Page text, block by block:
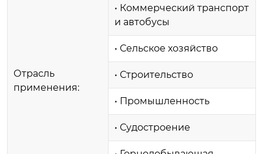
Отрасль
применения:
• Коммерческий транспорт
и автобусы
• Сельское хозяйство
• Строительство
• Промышленность
• Судостроение